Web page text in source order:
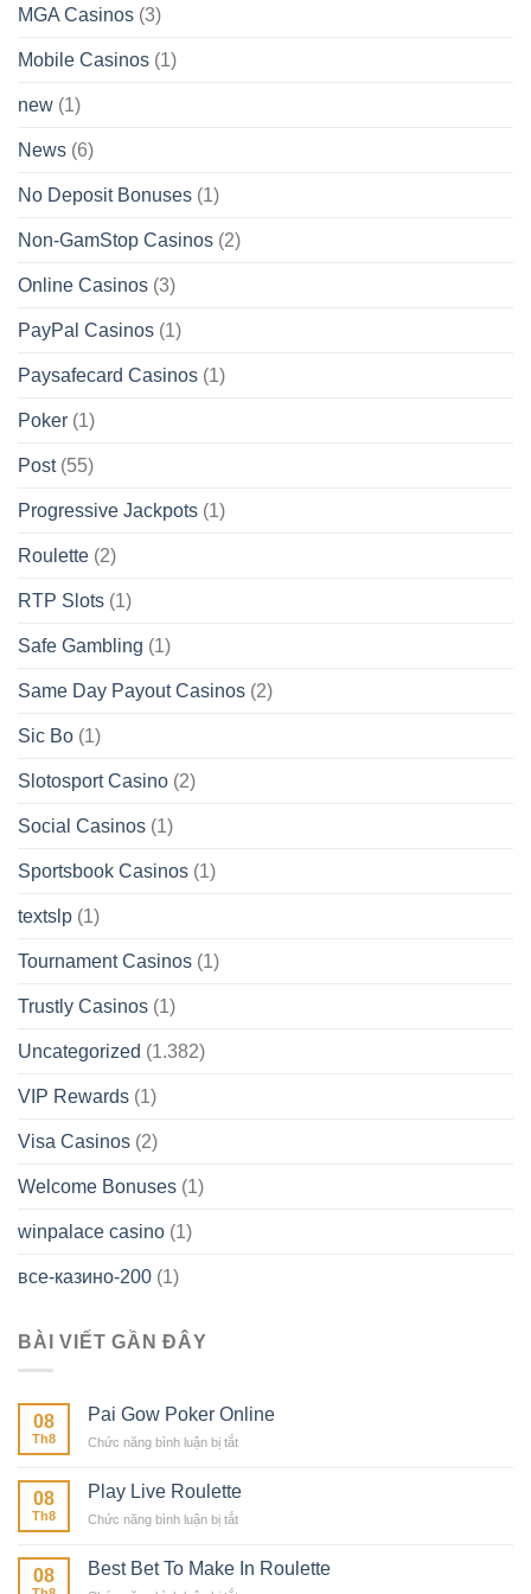
MGA Casinos (3)
Mobile Casinos (1)
new (1)
News (6)
No Deposit Bonuses (1)
Non-GamStop Casinos (2)
Online Casinos (3)
PayPal Casinos (1)
Paysafecard Casinos (1)
Poker (1)
Post(55)
Progressive Jackpots (1)
Roulette (2)
RTP Slots (1)
Safe Gambling (1)
Same Day Payout Casinos (2)
Sic Bo (1)
Slotosport Casino (2)
Social Casinos (1)
Sportsbook Casinos (1)
textslp (1)
Tournament Casinos (1)
Trustly Casinos (1)
Uncategorized (1.382)
VIP Rewards (1)
Visa Casinos (2)
Welcome Bonuses (1)
winpalace casino (1)
все-казино-200 (1)
BÀI VIẾT GẦN ĐÂY
08
Th8
Pai Gow Poker Online
Chức năng bình luận bị tắtở
Poker
Online
08
Th8
Play Live Roulette
Chức năng bình luận bị tắtở
Live
Roulette
08 Best Bet To Make In Roulette